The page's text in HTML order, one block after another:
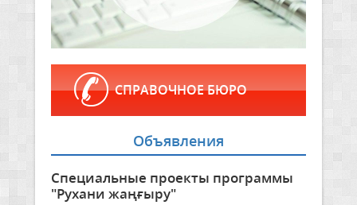
СПРАВОЧНОЕ БЮРО
Объявления
Специальные проекты программы
"Рухани жаңғыру"